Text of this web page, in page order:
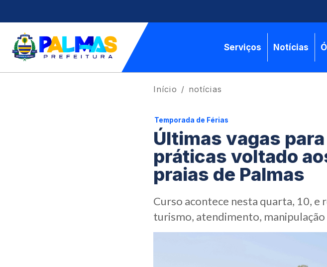
Serviços Notícias
Início notícias
Temporada de Férias
Últimas vagas
práticas voltado
praias de Palmas
Curso acontece nesta quarta, 10, e
turismo, atendimento,